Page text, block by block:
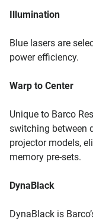
Illumination
Blue lasers are
power efficiency.
Warp to Center
Unique to Barco
switching between
projector models,
memory pre-sets.
DynaBlack
DynaBlack is